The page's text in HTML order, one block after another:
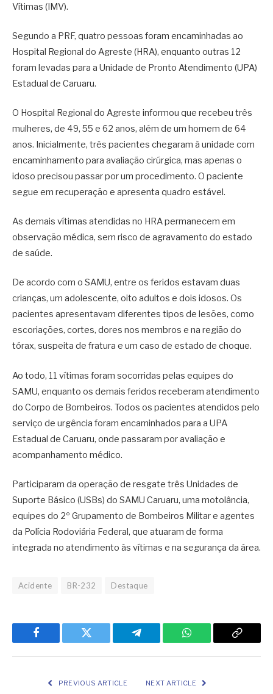
Vítimas (IMV).
Segundo a PRF, quatro pessoas foram encaminhadas ao
Hospital Regional do Agreste (HRA), enquanto outras 12
foram levadas para a Unidade de Pronto Atendimento (UPA)
Estadual de Caruaru.
O Hospital Regional do Agreste informou que recebeu três
mulheres, de 49, 55 e 62 anos, além de um homem de 64
anos. Inicialmente, três pacientes chegaram à unidade com
encaminhamento para avaliação cirúrgica, mas apenas o
idoso precisou passar por um procedimento. O paciente
segue em recuperação e apresenta quadro estável.
As demais vítimas atendidas no HRA permanecem em
observação médica, sem risco de agravamento do estado
de saúde.
De acordo com o SAMU, entre os feridos estavam duas
crianças, um adolescente, oito adultos e dois idosos. Os
pacientes apresentavam diferentes tipos de lesões, como
escoriações, cortes, dores nos membros e na região do
tórax, suspeita de fratura e um caso de estado de choque.
Ao todo, 11 vítimas foram socorridas pelas equipes do
SAMU, enquanto os demais feridos receberam atendimento
do Corpo de Bombeiros. Todos os pacientes atendidos pelo
serviço de urgência foram encaminhados para a UPA
Estadual de Caruaru, onde passaram por avaliação e
acompanhamento médico.
Participaram da operação de resgate três Unidades de
Suporte Básico (USBs) do SAMU Caruaru, uma motolância,
equipes do 2º Grupamento de Bombeiros Militar e agentes
da Polícia Rodoviária Federal, que atuaram de forma
integrada no atendimento às vítimas e na segurança da área.
Acidente BR-232 Destaque
Facebook Twitter Telegram WhatsApp Copy
PREVIOUS ARTICLE NEXT ARTICLE